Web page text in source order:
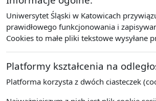
Uniwersytet Śląski w Katowicach
prawidłowego funkcjonowania i
Cookies to małe pliki tekstowe
Platformy kształcenia na
Platforma korzysta z dwóch ciasteczek